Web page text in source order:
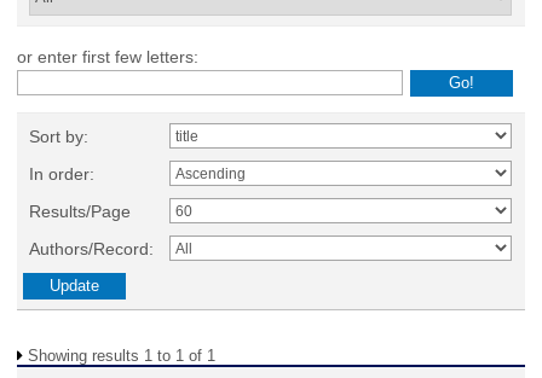
or enter first few letters:
Sort by:
In order:
Results/Page
Authors/Record:
Showing results 1 to 1 of 1